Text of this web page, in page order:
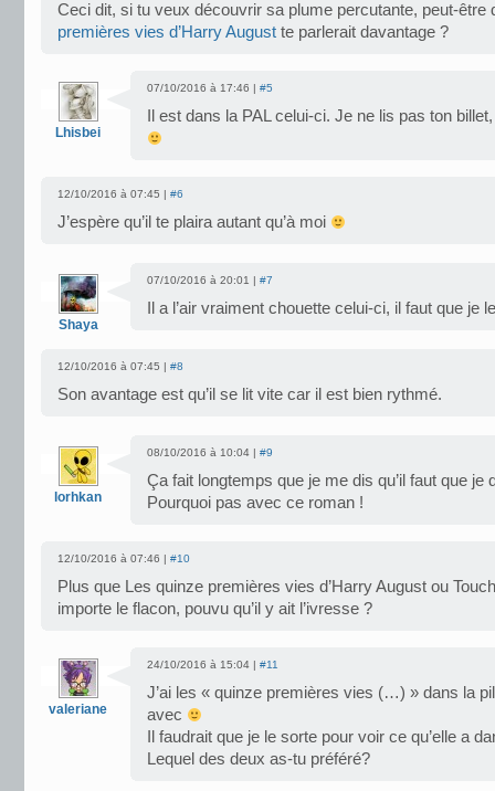
Ceci dit, si tu veux découvrir sa plume percutante, peut-être
premières vies d’Harry August te parlerait davantage ?
Lhisbei
07/10/2016 à 17:46 | #5
Il est dans la PAL celui-ci. Je ne lis pas ton
12/10/2016 à 07:45 | #6
J’espère qu’il te plaira autant qu’à moi
Shaya
07/10/2016 à 20:01 | #7
Il a l’air vraiment chouette celui-ci, il faut que je
12/10/2016 à 07:45 | #8
Son avantage est qu’il se lit vite car il est bien rythmé.
lorhkan
08/10/2016 à 10:04 | #9
Ça fait longtemps que je me dis qu’il faut que
Pourquoi pas avec ce roman !
12/10/2016 à 07:46 | #10
Plus que Les quinze premières vies d’Harry August ou
importe le flacon, pouvu qu’il y ait l’ivresse ?
valeriane
24/10/2016 à 15:04 | #11
J’ai les « quinze premières vies (…) » dans la
avec
Il faudrait que je le sorte pour voir ce qu’elle a
Lequel des deux as-tu préféré?